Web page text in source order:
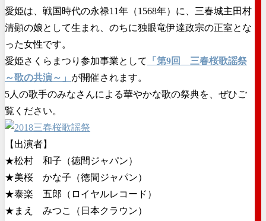
愛姫は、戦国時代の永禄11年（1568年）に、三春城主田村
清顕の娘として生まれ、のちに独眼竜伊達政宗の正室とな
った女性です。
愛姫さくらまつり参加事業として
「第9回 三春桜歌謡祭
～歌の共演～」 が開催されます。
5人の歌手のみなさんによる華やかな歌の祭典を、ぜひご
覧ください。
【出演者】
★松村 和子（徳間ジャパン）
★美桜 かな子（徳間ジャパン）
★泰楽 五郎（ロイヤルレコード）
★まえ みつこ（日本クラウン）